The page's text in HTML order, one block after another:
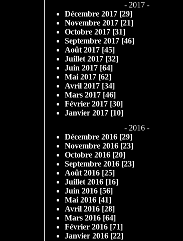
- 2017 -
Décembre 2017 [29]
Novembre 2017 [21]
Octobre 2017 [31]
Septembre 2017 [46]
Août 2017 [45]
Juillet 2017 [32]
Juin 2017 [64]
Mai 2017 [62]
Avril 2017 [34]
Mars 2017 [46]
Février 2017 [30]
Janvier 2017 [10]
- 2016 -
Décembre 2016 [29]
Novembre 2016 [23]
Octobre 2016 [20]
Septembre 2016 [23]
Août 2016 [25]
Juillet 2016 [16]
Juin 2016 [56]
Mai 2016 [41]
Avril 2016 [28]
Mars 2016 [64]
Février 2016 [71]
Janvier 2016 [22]